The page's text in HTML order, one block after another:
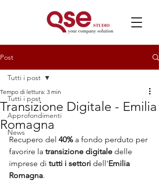
Post
Tutti i post
Approfondimenti
News
Tutti i post
Transizione Digitale - Emilia
Romagna
Tempo di lettura: 3 min
Recupero del 40% a fondo perduto per
favorire la transizione digitale delle
imprese di tutti i settori dell'Emilia
Romagna.